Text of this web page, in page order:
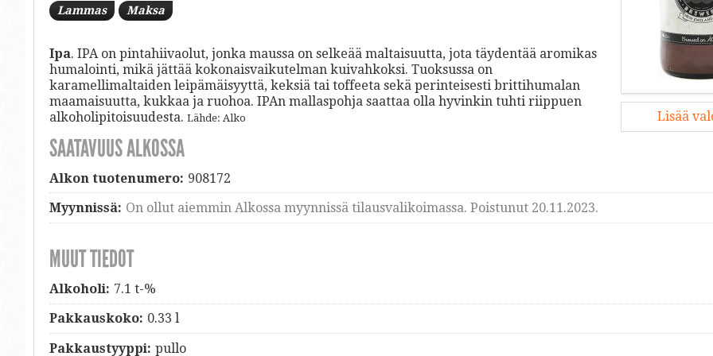
Lisää
Lammas Maksa
Ipa. IPA on pintahiivaolut, jonka maussa on selkeää maltaisuutta, jota täydentää aromikas
humalointi, mikä jättää kokonaisvaikutelman kuivahkoksi. Tuoksussa on
karamellimaltaiden leipämäisyyttä, keksiä tai toffeeta sekä perinteisesti brittihumalan
maamaisuutta, kukkaa ja ruohoa. IPAn mallaspohja saattaa olla hyvinkin tuhti riippuen
alkoholipitoisuudesta. Lähde: Alko
SAATAVUUS ALKOSSA
Alkon tuotenumero: 908172
Myynnissä: On ollut aiemmin Alkossa myynnissä tilausvalikoimassa. Poistunut 20.11.2023.
MUUT TIEDOT
Alkoholi: 7.1 t-%
Pakkauskoko: 0.33 l
Pakkaustyyppi: pullo